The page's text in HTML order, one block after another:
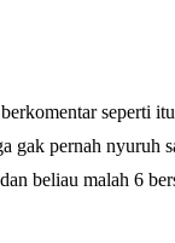
seperti
gak pernah nyuruh
beliau malah 6